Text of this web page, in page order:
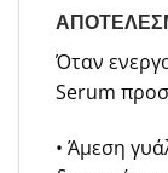
Όταν
Serum
• Άμεση